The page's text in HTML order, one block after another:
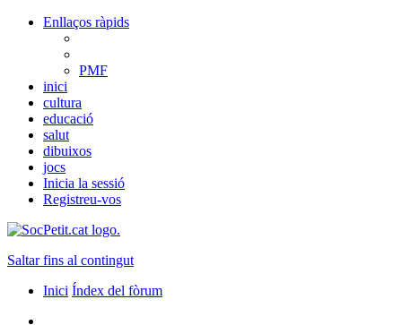
Enllaços ràpids
PMF
inici
cultura
educació
salut
dibuixos
jocs
Inicia la sessió
Registreu-vos
Saltar fins al contingut
Inici Índex del fòrum